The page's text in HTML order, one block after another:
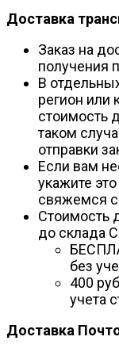
Доставка
Заказ на
получения
В
регион или
стоимость
таком
отправки
Если вам
укажите
свяжемся с
Стоимость
до склада
без
400
учета
Доставка